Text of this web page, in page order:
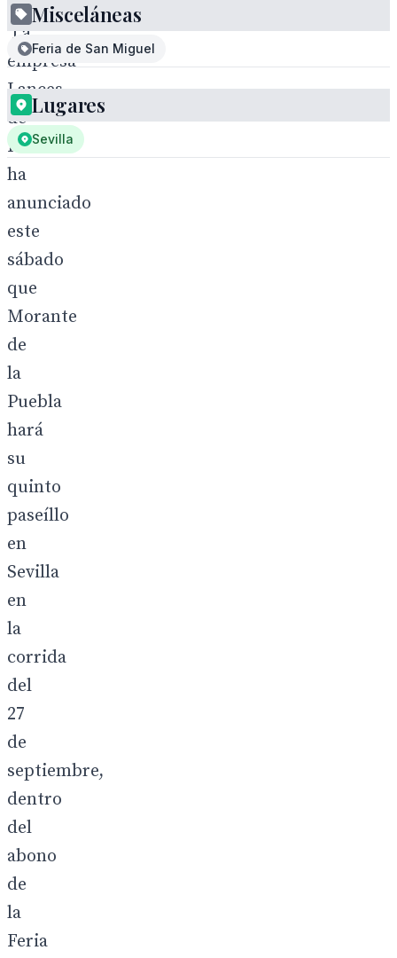
La
empresa
Lances
de
Futuro
ha
anunciado
este
sábado
que
Morante
de
la
Puebla
hará
su
quinto
paseíllo
en
Sevilla
en
la
corrida
del
27
de
septiembre,
dentro
del
abono
de
la
Feria
Misceláneas
Feria de San Miguel
Lugares
Sevilla